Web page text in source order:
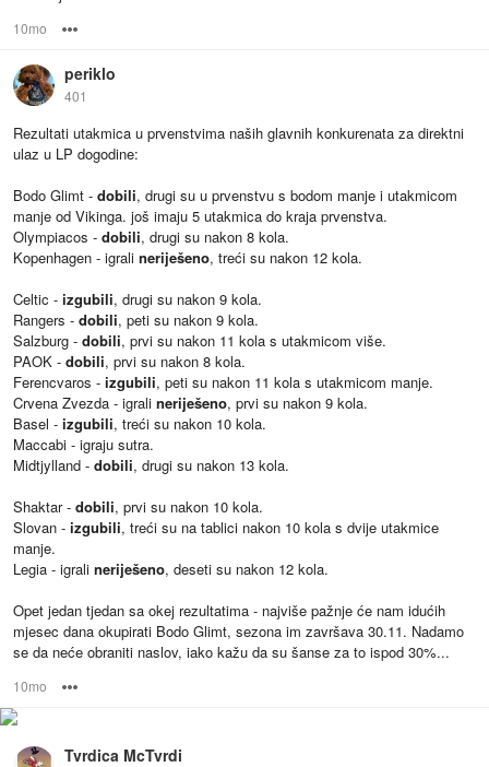
10mo
periklo
401
Rezultati utakmica u prvenstvima naših glavnih konkurenata za direktni
ulaz u LP dogodine:
Bodo Glimt - dobili, drugi su u prvenstvu s bodom manje i utakmicom
manje od Vikinga. još imaju 5 utakmica do kraja prvenstva.
Olympiacos - dobili, drugi su nakon 8 kola.
Kopenhagen - igrali neriješeno, treći su nakon 12 kola.
Celtic - izgubili, drugi su nakon 9 kola.
Rangers - dobili, peti su nakon 9 kola.
Salzburg - dobili, prvi su nakon 11 kola s utakmicom više.
PAOK - dobili, prvi su nakon 8 kola.
Ferencvaros - izgubili, peti su nakon 11 kola s utakmicom manje.
Crvena Zvezda - igrali neriješeno, prvi su nakon 9 kola.
Basel - izgubili, treći su nakon 10 kola.
Maccabi - igraju sutra.
Midtjylland - dobili, drugi su nakon 13 kola.
Shaktar - dobili, prvi su nakon 10 kola.
Slovan - izgubili, treći su na tablici nakon 10 kola s dvije utakmice
manje.
Legia - igrali neriješeno, deseti su nakon 12 kola.
Opet jedan tjedan sa okej rezultatima - najviše pažnje će nam idućih
mjesec dana okupirati Bodo Glimt, sezona im završava 30.11. Nadamo
se da neće obraniti naslov, iako kažu da su šanse za to ispod 30%...
10mo
Tvrdica McTvrdi